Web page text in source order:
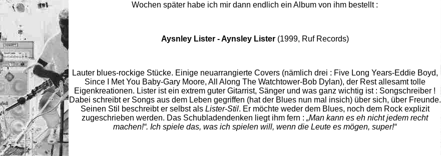
Wochen später habe ich mir dann endlich ein Album von ihm bestellt :
Aysnley Lister - Aynsley Lister (1999, Ruf Records)
Lauter blues-rockige Stücke. Einige neuarrangierte Covers (nämlich drei : Five Long Years-Eddie Boyd,
Since I Met You Baby-Gary Moore, All Along The Watchtower-Bob Dylan), der Rest allesamt tolle
Eigenkreationen. Lister ist ein extrem guter Gitarrist, Sänger und was ganz wichtig ist : Songschreiber !
Dabei schreibt er Songs aus dem Leben gegriffen (hat der Blues nun mal insich) über sich, über Freunde.
Seinen Stil beschreibt er selbst als Lister-Stil. Er möchte weder dem Blues, noch dem Rock explizit
zugeschrieben werden. Das Schubladendenken liegt ihm fern : „Man kann es eh nicht jedem recht
machen!“. Ich spiele das, was ich spielen will, wenn die Leute es mögen, super!“